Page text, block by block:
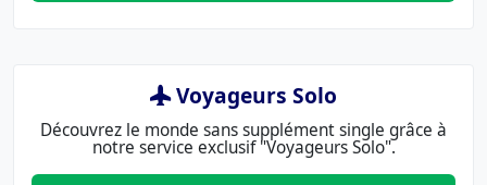
Voyageurs Solo
Découvrez le monde sans supplément single grâce à
notre service exclusif "Voyageurs Solo".